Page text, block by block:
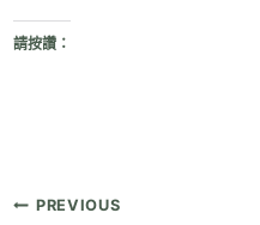
請按讚：
文PREVIOUS